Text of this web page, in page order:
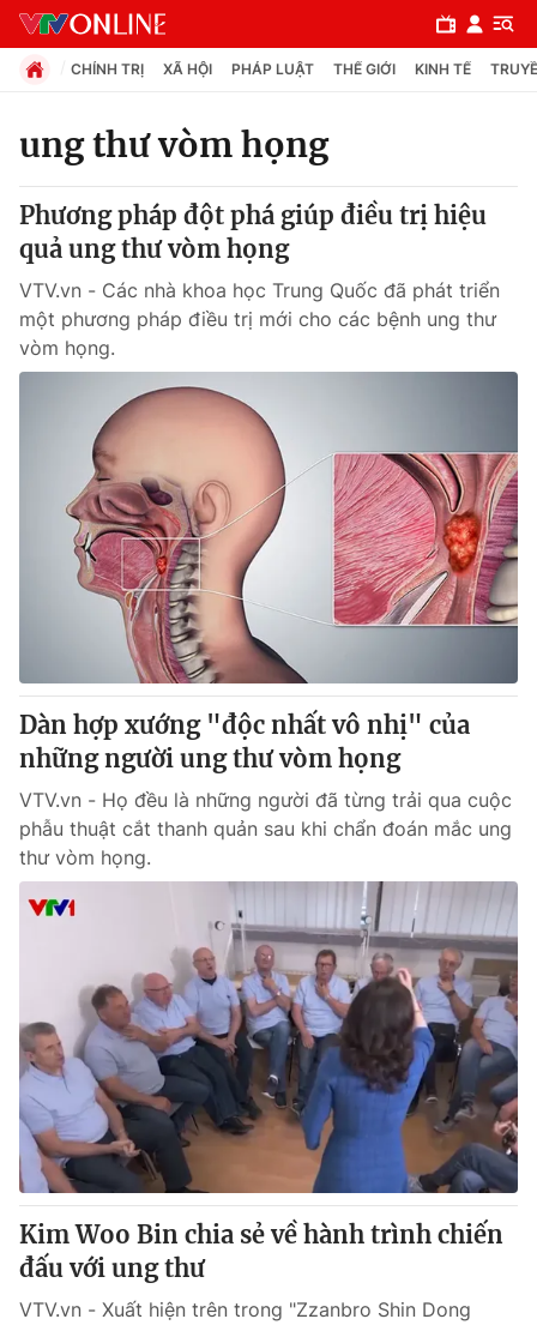
Chuyên mục
Chính trị
Xã hội
Pháp luật
Thế giới
Tin tức
Thế giới đó đây
Câu chuyện quốc tế
Kinh tế
Thị trường
Góc doanh nghiệp
Dữ liệu và đời sống
Truyền hình
Phim VTV
Hậu trường
Nhân vật
Khán giả
Giải trí
Điện ảnh
Âm nhạc
Đời sống
Du lịch
Chất lượng cuộc sống
Tuyển sinh
Học trực tuyến
Công nghệ
Hitech Công nghệ tương lai
Sản phẩm
Thị trường
Tư vấn
Giao lưu trực tuyến
Lịch phát sóng
Chuyên mục khác
Emagazine
CHÍNH TRỊ XÃ HỘI PHÁP LUẬT THẾ GIỚI KINH TẾ
ung thư vòm họng
Phương pháp đột phá giúp điều trị hiệu
quả ung thư vòm họng
VTV.vn - Các nhà khoa học Trung Quốc đã phát triển
một phương pháp điều trị mới cho các bệnh ung thư
vòm họng.
Dàn hợp xướng "độc nhất vô nhị" của
những người ung thư vòm họng
VTV.vn - Họ đều là những người đã từng trải qua cuộc
phẫu thuật cắt thanh quản sau khi chẩn đoán mắc ung
thư vòm họng.
Kim Woo Bin chia sẻ về hành trình chiến
đấu với ung thư
VTV.vn - Xuất hiện trên trong "Zzanbro Shin Dong